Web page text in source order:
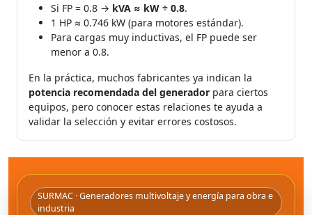
Si FP = 0.8 → kVA ≈ kW ÷ 0.8.
1 HP ≈ 0.746 kW (para motores estándar).
Para cargas muy inductivas, el FP puede ser
menor a 0.8.
En la práctica, muchos fabricantes ya indican la
potencia recomendada del generador para ciertos
equipos, pero conocer estas relaciones te ayuda a
validar la selección y evitar errores costosos.
SURMAC · Generadores multivoltaje y energía para obra e
industria